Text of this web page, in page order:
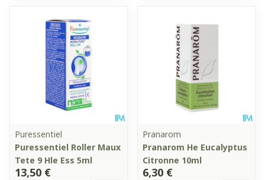
Puressentiel
Puressentiel Roller Maux
Tete 9 Hle Ess 5ml
13,50 €
Pranarom
Pranarom He Eucalyptus
Citronne 10ml
6,30 €